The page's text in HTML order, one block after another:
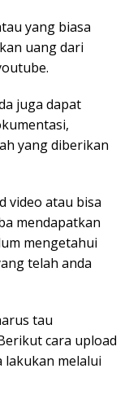
yang biasa
uang dari
juga dapat
yang diberikan
video atau bisa
mendapatkan
mengetahui
telah anda
tau
cara upload
lakukan melalui